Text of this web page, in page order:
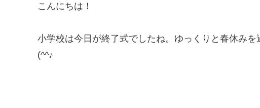
こんにちは！
小学校は今日が終了式でしたね。ゆっくりと春休み
(^^♪